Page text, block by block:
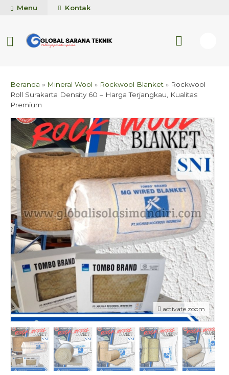
Menu Kontak
Beranda » Mineral Wool » Rockwool Blanket » Rockwool
Roll Surakarta Density 60 – Harga Terjangkau, Kualitas
Premium
activate zoom